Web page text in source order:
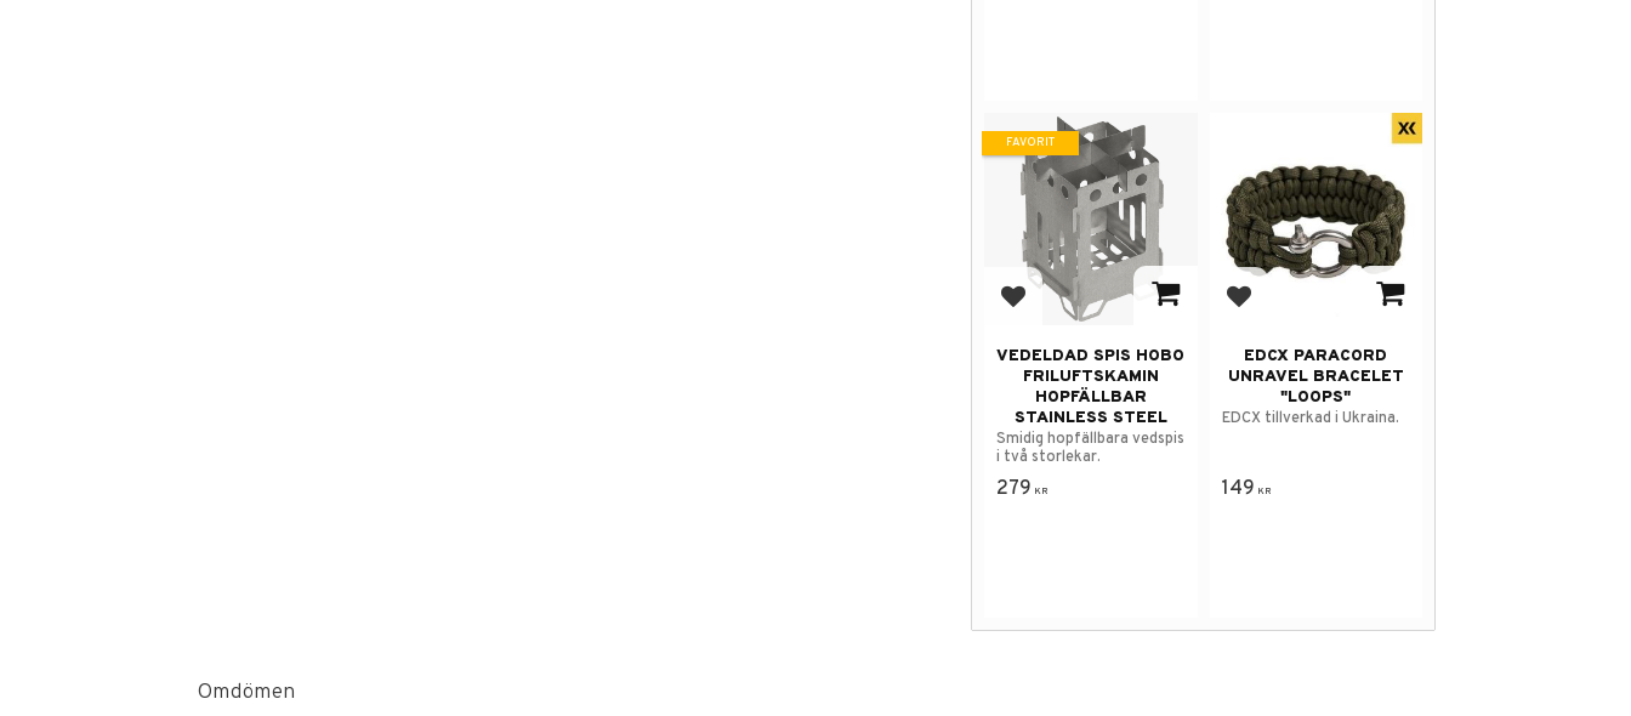
Omdömen
Lägg till i favoriter
VEDELDAD SPIS HOBO
FRILUFTSKAMIN
HOPFÄLLBAR
STAINLESS STEEL
Smidig hopfällbara vedspis
i två storlekar.
279 KR
FAVORIT
Lägg till i favoriter
EDCX PARACORD
UNRAVEL BRACELET
"LOOPS"
EDCX tillverkad i Ukraina.
149 KR